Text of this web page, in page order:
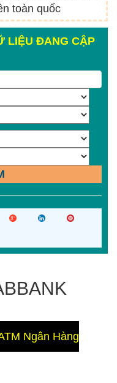
toàn quốc
LIỆU ĐANG CẬP
Ngân Hàng